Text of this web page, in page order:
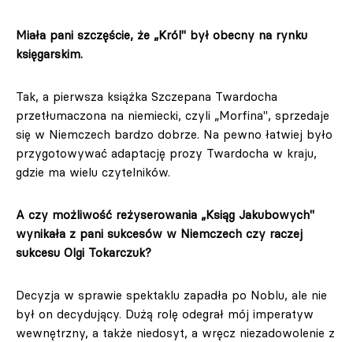
Miała pani szczęście, że „Król" był obecny na rynku
księgarskim.
Tak, a pierwsza książka Szczepana Twardocha
przetłumaczona na niemiecki, czyli „Morfina", sprzedaje
się w Niemczech bardzo dobrze. Na pewno łatwiej było
przygotowywać adaptację prozy Twardocha w kraju,
gdzie ma wielu czytelników.
A czy możliwość reżyserowania „Ksiąg Jakubowych"
wynikała z pani sukcesów w Niemczech czy raczej
sukcesu Olgi Tokarczuk?
Decyzja w sprawie spektaklu zapadła po Noblu, ale nie
był on decydujący. Dużą rolę odegrał mój imperatyw
wewnętrzny, a także niedosyt, a wręcz niezadowolenie z